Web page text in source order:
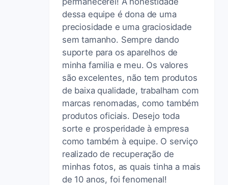
dessa equipe é dona de uma
preciosidade e uma graciosidade
sem tamanho. Sempre dando
suporte para os aparelhos de
minha familia e meu. Os valores
são excelentes, não tem produtos
de baixa qualidade, trabalham com
marcas renomadas, como também
produtos oficiais. Desejo toda
sorte e prosperidade à empresa
como também à equipe. O serviço
realizado de recuperação de
minhas fotos, as quais tinha a mais
de 10 anos, foi fenomenal!